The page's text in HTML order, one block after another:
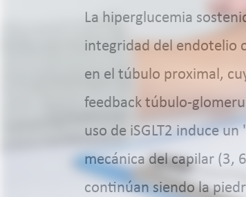
La hiperglucemia
integridad del endotelio
en el túbulo proximal,
feedback túbulo-
uso de iSGLT2 induce
mecánica del capilar (3,
continúan siendo la